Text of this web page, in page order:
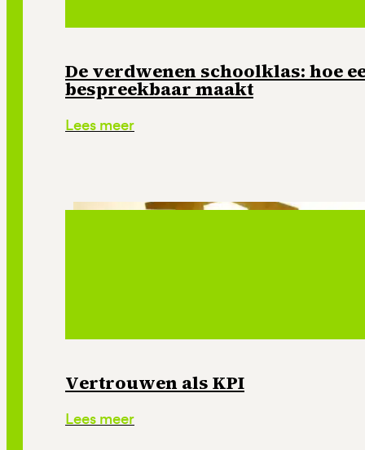
De verdwenen schoolklas: hoe
bespreekbaar maakt
Lees meer
Vertrouwen als KPI
Lees meer